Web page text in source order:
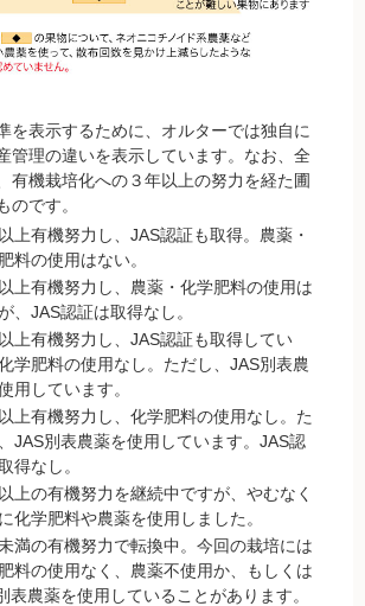
ズ
用品
（書籍）
を表示するために、オルターでは独自に
管理の違いを表示しています。なお、全
有機栽培化への３年以上の努力を経た圃
のです。
上有機努力し、JAS認証も取得。農薬・
料の使用はない。
上有機努力し、農薬・化学肥料の使用は
、JAS認証は取得なし。
上有機努力し、JAS認証も取得してい
学肥料の使用なし。ただし、JAS別表農
用しています。
上有機努力し、化学肥料の使用なし。た
JAS別表農薬を使用しています。JAS認
得なし。
上の有機努力を継続中ですが、やむなく
化学肥料や農薬を使用しました。
満の有機努力で転換中。今回の栽培には
料の使用なく、農薬不使用か、もしくは
表農薬を使用していることがあります。